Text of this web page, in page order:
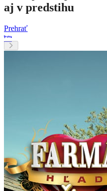
aj v predstihu
Prehrať